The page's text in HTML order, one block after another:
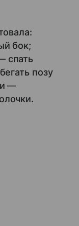
бок;
спать
позу
—